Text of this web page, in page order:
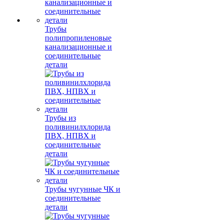
Трубы
полипропиленовые
канализационные и
соединительные
детали
Трубы из
поливинилхлорида
ПВХ, НПВХ и
соединительные
детали
Трубы чугунные ЧК и
соединительные
детали